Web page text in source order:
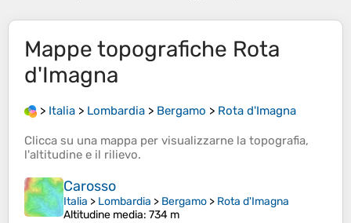
Mappe topografiche Rota
d'Imagna
> Italia > Lombardia > Bergamo > Rota d'Imagna
Clicca su una mappa per visualizzarne la topografia,
l'altitudine e il rilievo.
Carosso
Italia > Lombardia > Bergamo > Rota d'Imagna
Altitudine media: 734 m